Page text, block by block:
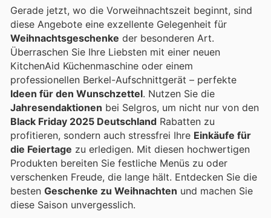
Gerade jetzt, wo die Vorweihnachtszeit beginnt, sind
diese Angebote eine exzellente Gelegenheit für
Weihnachtsgeschenke der besonderen Art.
Überraschen Sie Ihre Liebsten mit einer neuen
KitchenAid Küchenmaschine oder einem
professionellen Berkel-Aufschnittgerät – perfekte
Ideen für den Wunschzettel. Nutzen Sie die
Jahresendaktionen bei Selgros, um nicht nur von den
Black Friday 2025 Deutschland Rabatten zu
profitieren, sondern auch stressfrei Ihre Einkäufe für
die Feiertage zu erledigen. Mit diesen hochwertigen
Produkten bereiten Sie festliche Menüs zu oder
verschenken Freude, die lange hält. Entdecken Sie die
besten Geschenke zu Weihnachten und machen Sie
diese Saison unvergesslich.